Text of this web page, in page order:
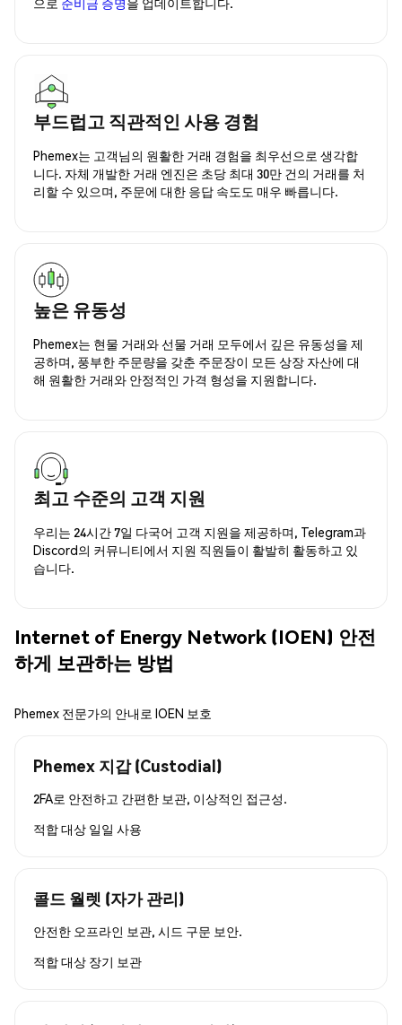
부드럽고 직관적인 사용 경험
Phemex는 고객님의 원활한 거래 경험을 최우선으로 생각합
니다. 자체 개발한 거래 엔진은 초당 최대 30만 건의 거래를 처
리할 수 있으며, 주문에 대한 응답 속도도 매우 빠릅니다.
높은 유동성
Phemex는 현물 거래와 선물 거래 모두에서 깊은 유동성을 제
공하며, 풍부한 주문량을 갖춘 주문장이 모든 상장 자산에 대
해 원활한 거래와 안정적인 가격 형성을 지원합니다.
최고 수준의 고객 지원
우리는 24시간 7일 다국어 고객 지원을 제공하며, Telegram과
Discord의 커뮤니티에서 지원 직원들이 활발히 활동하고 있
습니다.
Internet of Energy Network (IOEN) 안전
하게 보관하는 방법
Phemex 전문가의 안내로 IOEN 보호
Phemex 지갑 (Custodial)
2FA로 안전하고 간편한 보관, 이상적인 접근성.
적합 대상 일일 사용
콜드 월렛 (자가 관리)
안전한 오프라인 보관, 시드 구문 보안.
적합 대상 장기 보관